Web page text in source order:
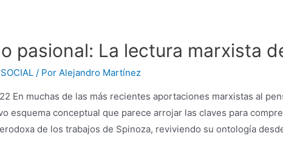
pasional: La lectura marxista
/ PorAlejandro Martínez
En muchas de las más recientes aportaciones marxistas al
esquema conceptual que parece arrojar las claves para
de los trabajos de Spinoza, reviviendo su ontología